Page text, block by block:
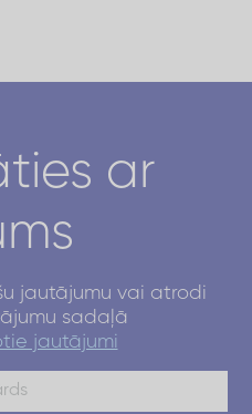
ar
jautājumu vai atrodi
sadaļā
jautājumi